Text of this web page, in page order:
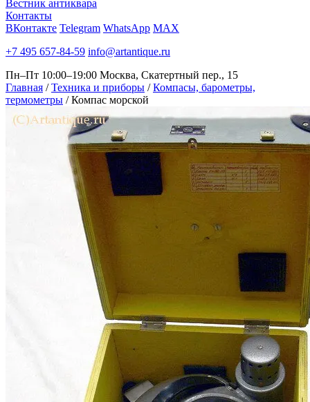
Вестник антиквара
Контакты
ВКонтакте Telegram WhatsApp MAX
+7 495 657-84-59 info@artantique.ru
Пн–Пт 10:00–19:00 Москва, Скатертный пер., 15
Главная / Техника и приборы / Компасы, барометры,
термометры / Компас морской